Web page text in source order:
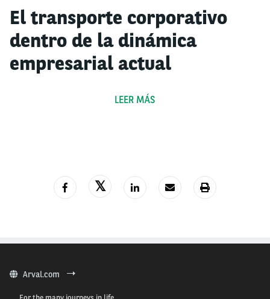
El transporte corporativo
dentro de la dinámica
empresarial actual
Las empresas que utilizan vehículos para trasladar
cumplir un rol central dentro del funcionamiento
diario. Cuando no existe una estructura definida, la
y acumulando procesos que terminan afectando la
LEER MÁS
Arval.com
For the many journeys in life